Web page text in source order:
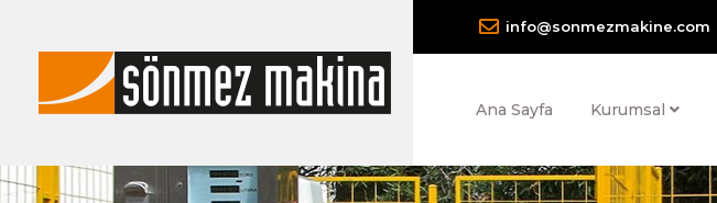
info@sonmezmakine.com
Ana Sayfa Kurumsal